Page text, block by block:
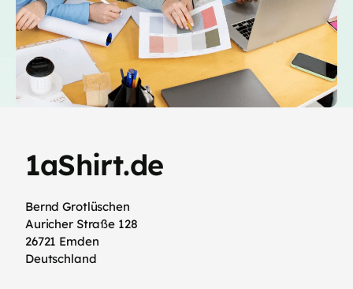
1aShirt.de
Bernd Grotlüschen
Auricher Straße 128
26721 Emden
Deutschland